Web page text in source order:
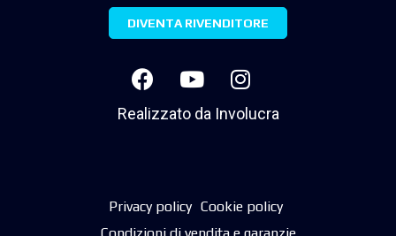
DIVENTA RIVENDITORE
Realizzato da Involucra
Privacy policy Cookie policy